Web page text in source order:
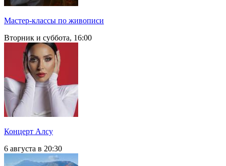
Мастер-классы по живописи
Вторник и суббота, 16:00
Концерт Алсу
6 августа в 20:30